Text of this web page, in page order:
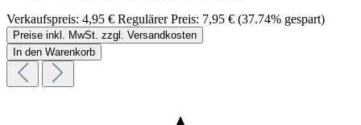
Verkaufspreis: 4,95 € Regulärer Preis: 7,95 € (37.74% gespart)
Preise inkl. MwSt. zzgl. Versandkosten
In den Warenkorb